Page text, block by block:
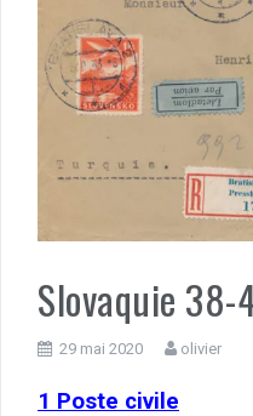
Slovaquie
29 mai 2020 olivier
1 Poste civile